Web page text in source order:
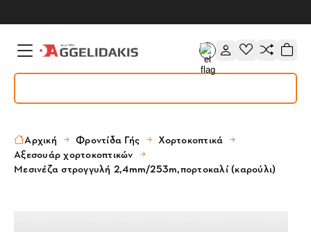
Αρχική Φροντίδα Γής
Χορτοκοπτικά
Αξεσουάρ χορτοκοπτικών
Μεσινέζα στρογγυλή 2,4mm/253m,πορτοκαλί (καρούλι)